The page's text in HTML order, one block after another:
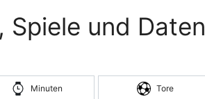
Spiele und Daten
Minuten Tore